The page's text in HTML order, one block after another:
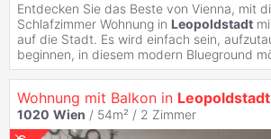
Entdecken Sie das Beste von Vienna, mit
Schlafzimmer Wohnung in Leopoldstadt
auf die Stadt. Es wird einfach sein,
beginnen, in diesem modern Blueground
Wohnung mit Balkon in Leopoldstadt
1020 Wien / 54m² / 2 Zimmer